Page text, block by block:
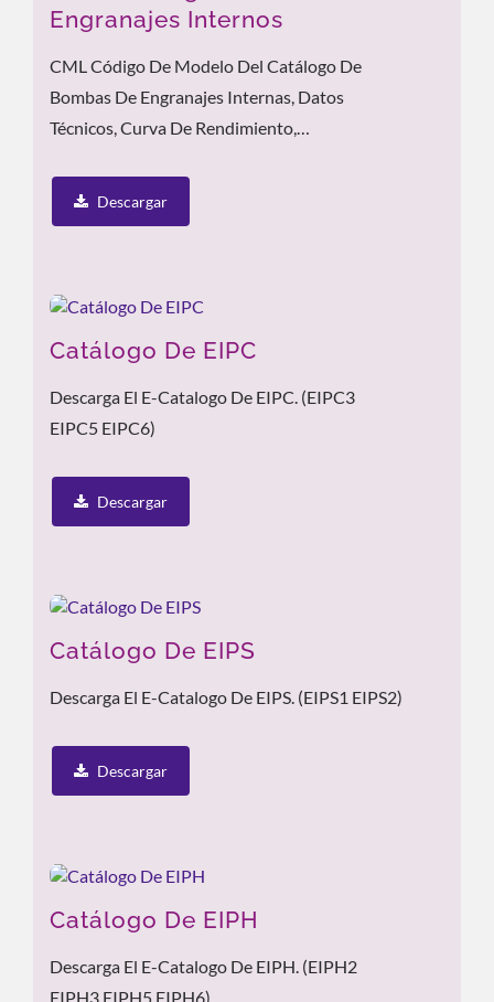
Engranajes Internos
CML Código De Modelo Del Catálogo De
Bombas De Engranajes Internas, Datos
Técnicos, Curva De Rendimiento,
Descargar
Catálogo De EIPC
Descarga El E-Catalogo De EIPC. (EIPC3
EIPC5 EIPC6)
Descargar
Catálogo De EIPS
Descarga El E-Catalogo De EIPS. (EIPS1 EIPS2)
Descargar
Catálogo De EIPH
Descarga El E-Catalogo De EIPH. (EIPH2
EIPH3 EIPH5 EIPH6)